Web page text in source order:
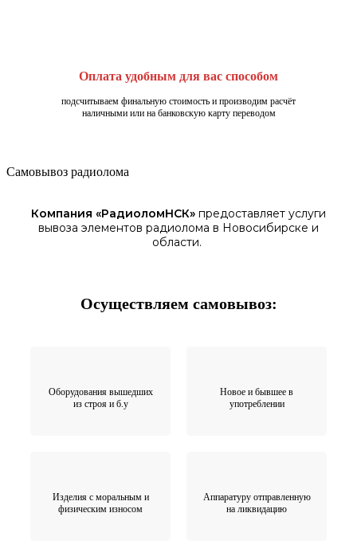
Оплата удобным для вас способом
подсчитываем финальную стоимость и производим расчёт
наличными или на банковскую карту переводом
Самовывоз радиолома
Компания «РадиоломНСК» предоставляет услуги
вывоза элементов радиолома в Новосибирске и
области.
Осуществляем самовывоз:
Оборудования вышедших
из строя и б.у
Новое и бывшее в
употреблении
Изделия с моральным и
физическим износом
Аппаратуру отправленную
на ликвидацию